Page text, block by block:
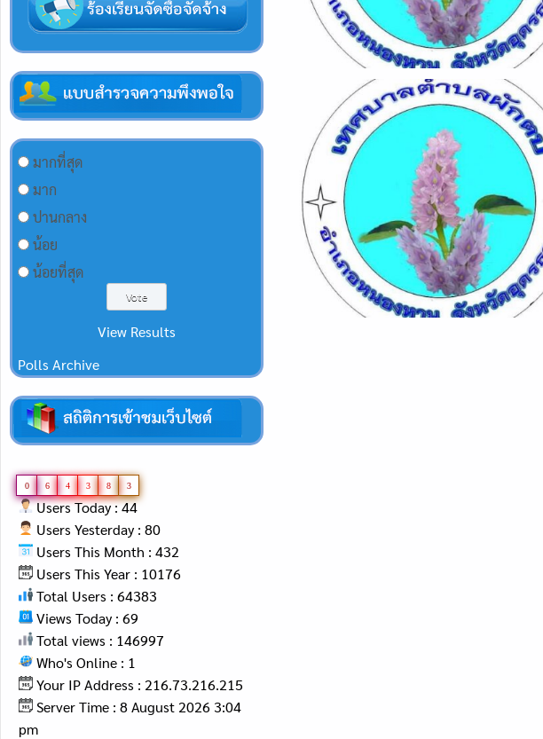
มากที่สุด
มาก
ปานกลาง
น้อย
น้อยที่สุด
View Results
Polls Archive
0 6 4 3 8 3
Users Today : 44
Users Yesterday : 80
Users This Month : 432
Users This Year : 10176
Total Users : 64383
Views Today : 69
Total views : 146997
Who's Online : 1
Your IP Address : 216.73.216.215
Server Time : 8 August 2026 3:04
pm